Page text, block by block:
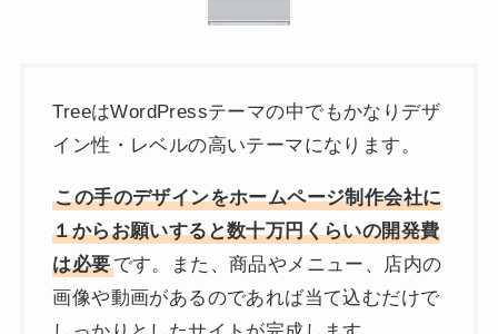
TreeはWordPressテーマの中でもかなりデザ
イン性・レベルの高いテーマになります。
この手のデザインをホームページ制作会社に
１からお願いすると数十万円くらいの開発費
は必要です。また、商品やメニュー、店内の
画像や動画があるのであれば当て込むだけで